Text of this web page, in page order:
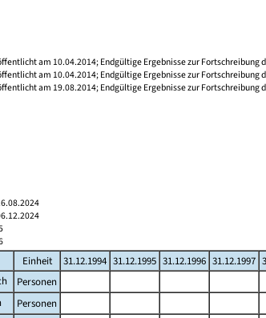
am 10.04.2014; Endgültige Ergebnisse zur
am 10.04.2014; Endgültige Ergebnisse zur
am 19.08.2014; Endgültige Ergebnisse zur
Einheit 31.12.1994 31.12.1995 31.12.1996 31.12.1997
Personen
Personen